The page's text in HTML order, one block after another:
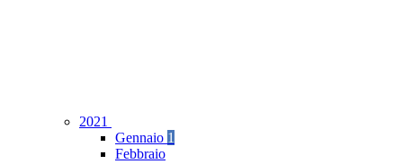
2021
Gennaio 1
Febbraio